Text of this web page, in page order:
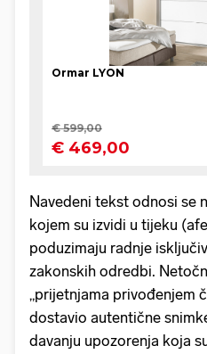
Navedeni tekst odnosi se
kojem su izvidi u tijeku
poduzimaju radnje
zakonskih odredbi.
„prijetnjama privođenjem
dostavio autentične
davanju upozorenja koja